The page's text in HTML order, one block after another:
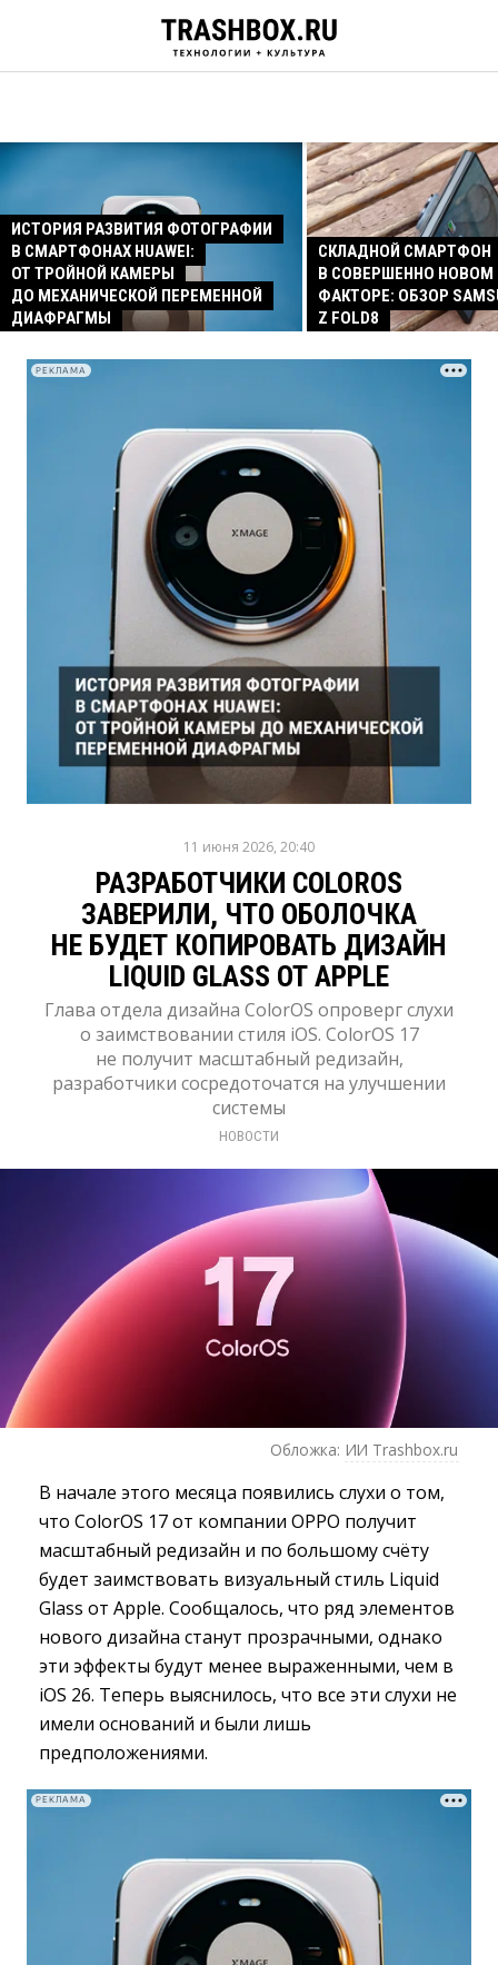
ИСТОРИЯ РАЗВИТИЯ ФОТОГРАФИИ
В СМАРТФОНАХ HUAWEI:
ОТ ТРОЙНОЙ КАМЕРЫ
ДО МЕХАНИЧЕСКОЙ ПЕРЕМЕННОЙ
ДИАФРАГМЫ
СКЛАДНОЙ СМАРТФОН
В СОВЕРШЕННО
ФАКТОРЕ: ОБЗОР
Z FOLD8
РЕКЛАМА
11 июня 2026, 20:40
РАЗРАБОТЧИКИ COLOROS
ЗАВЕРИЛИ, ЧТО ОБОЛОЧКА
НЕ БУДЕТ КОПИРОВАТЬ ДИЗАЙН
LIQUID GLASS ОТ APPLE
Глава отдела дизайна ColorOS опроверг слухи
о заимствовании стиля iOS. ColorOS 17
не получит масштабный редизайн,
разработчики сосредоточатся на улучшении
системы
НОВОСТИ
Обложка: ИИ Trashbox.ru
В начале этого месяца появились слухи о том,
что ColorOS 17 от компании OPPO получит
масштабный редизайн и по большому счёту
будет заимствовать визуальный стиль Liquid
Glass от Apple. Сообщалось, что ряд элементов
нового дизайна станут прозрачными, однако
эти эффекты будут менее выраженными, чем в
iOS 26. Теперь выяснилось, что все эти слухи не
имели оснований и были лишь
предположениями.
РЕКЛАМА